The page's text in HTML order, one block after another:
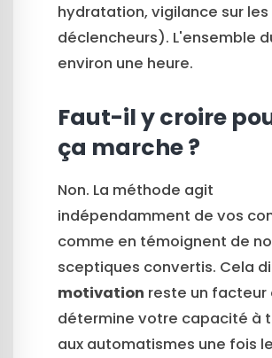
hydratation, vigilance sur les
déclencheurs). L'ensemble
environ une heure.
Faut-il y croire
ça marche ?
Non. La méthode agit
indépendamment de vos
comme en témoignent de
sceptiques convertis. Cela
motivation reste un facteur
détermine votre capacité à
aux automatismes une fois